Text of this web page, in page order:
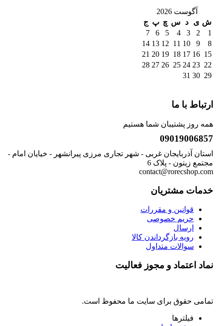
آگوست 2026
ش ی د س چ پ ج
1
2
3
4
5
6
7
8
9
10
11
12
13
14
15
16
17
18
19
20
21
22
23
24
25
26
27
28
29
30
31
ارتباط با ما
همه روز پشتیبان شما هستیم
09019006857
استان آذربایجان غربی - شهر تجاری مرزی پیرانشهر - خیایان امام -
مجتمع زیتون - پلاک 6
contact@rorecshop.com
خدمات مشتریان
قوانین و مقررات
حریم خصوصی
ارسال
رویه بازگرداندن کالا
سوالات متداول
نماد اعتماد و مجوز فعالیت
تمامی حقوق برای سایت ما محفوظ است.
فیلترها